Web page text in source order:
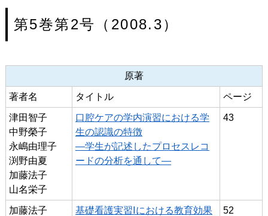
第5巻第2号（2008.3）
原著
著者名 タイトル ページ
津田智子
中野榮子
永嶋由理子
渕野由夏
加藤法子
山名栄子
口腔ケアの学内演習における学
生の認識の特徴
―学生が記述したプロセスレコ
ードの分析を通して―
43
加藤法子
基礎看護実習Ⅰにおける教育効果
52